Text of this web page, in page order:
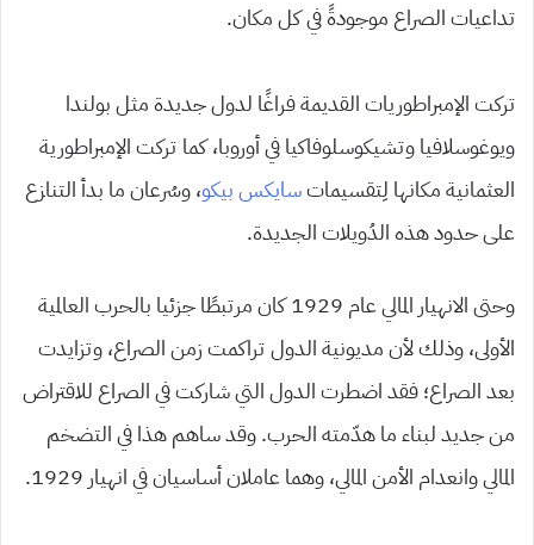
تداعيات الصراع موجودةً في كل مكان.
تركت الإمبراطوريات القديمة فراغًا لدول جديدة مثل بولندا
ويوغوسلافيا وتشيكوسلوفاكيا في أوروبا، كما تركت الإمبراطورية
العثمانية مكانها لِتقسيماتسايكس بيكو، وسُرعان ما بدأ التنازع
على حدود هذه الدُويلات الجديدة.
وحتى الانهيار المالي عام 1929 كان مرتبطًا جزئيا بالحرب العالمية
الأولى، وذلك لأن مديونية الدول تراكمت زمن الصراع، وتزايدت
بعد الصراع؛ فقد اضطرت الدول التي شاركت في الصراع للاقتراض
من جديد لبناء ما هدّمته الحرب. وقد ساهم هذا في التضخم
المالي وانعدام الأمن المالي، وهما عاملان أساسيان في انهيار 1929.